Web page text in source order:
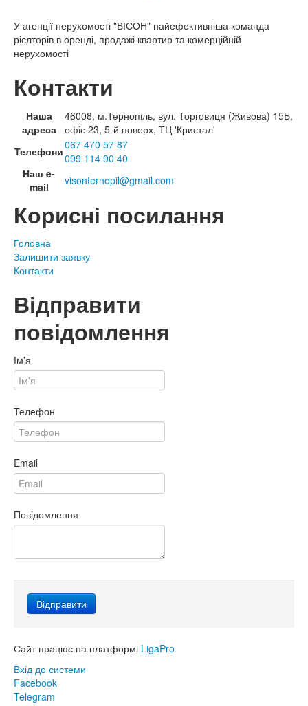
У агенції нерухомості "ВІСОН" найефективніша команда
рієлторів в оренді, продажі квартир та комерційній
нерухомості
Контакти
Наша
адреса
46008, м.Тернопіль, вул. Торговиця (Живова) 15Б,
офіс 23, 5-й поверх, ТЦ 'Кристал'
Телефони067 470 57 87
099 114 90 40
Наш e-
mail
visonternopil@gmail.com
Корисні посилання
Головна
Залишити заявку
Контакти
Відправити
повідомлення
Ім'я
Телефон
Email
Повідомлення
Сайт працює на платформі LigaPro
Вхід до системи
Facebook
Telegram